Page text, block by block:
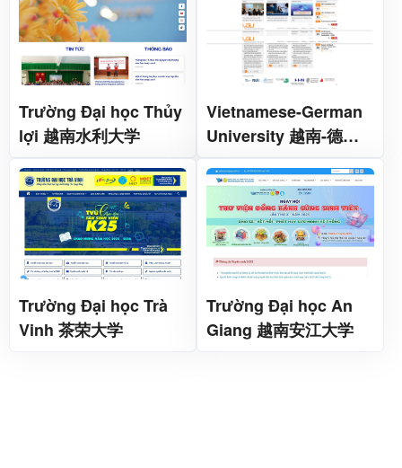
Trường Đại học Thủy
lợi 越南水利大学
Vietnamese-German
University 越南-德国
大学
Trường Đại học Trà
Vinh 茶荣大学
Trường Đại học An
Giang 越南安江大学